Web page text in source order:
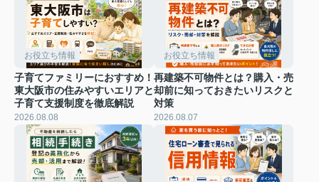
お役立ち情報
子育てファミリーにおすすめ！
東大阪市の住みやすいエリアと
子育て支援制度を徹底解説
2026.08.08
お役立ち情報
再建築不可物件とは？購入・売
却前に知っておきたいリスクと
対策
2026.08.07